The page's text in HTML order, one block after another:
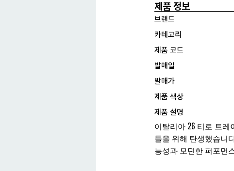
제품 정보
브랜드
카테고리
제품 코드
발매일
발매가
제품 색상
제품 설명
이탈리아 26 티로 트
들을 위해 탄생했습니
능성과 모던한 퍼포먼